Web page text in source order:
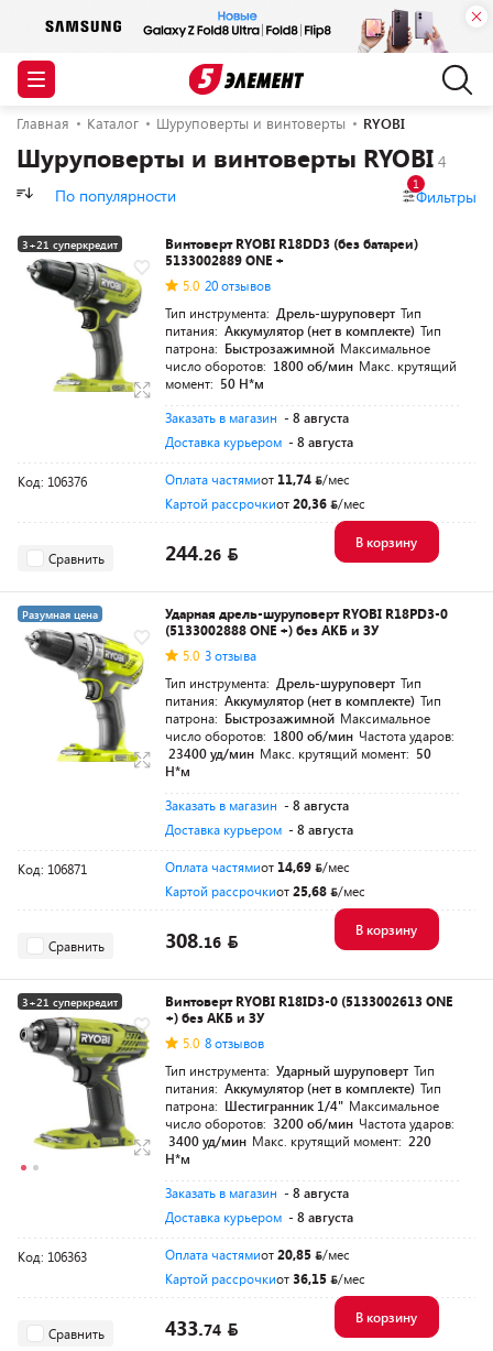
Главная Каталог Шуруповерты и винтоверты RYOBI
Шуруповерты и винтоверты RYOBI
По популярности Фильтры
1
3+21 суперкредит
Разумная цена
Винтоверт RYOBI R18DD3 (без батареи)
5133002889 ONE +
5.0 20 отзывов
Тип инструмента: Дрель-шуруповерт Тип
питания: Аккумулятор (нет в комплекте) Тип
патрона: Быстрозажимной Максимальное
число оборотов: 1800 об/мин Макс. крутящий
момент: 50 Н*м
Заказать в магазин - 8 августа
Доставка курьером - 8 августа
Код: 106376 Оплата частямиот 11,74
/мес
Картой рассрочкиот20,36 /мес
Сравнить 244.26
В корзину
Разумная цена
Ударная дрель-шуруповерт RYOBI R18PD3-0
(5133002888 ONE +) без АКБ и ЗУ
5.0 3 отзыва
Тип инструмента: Дрель-шуруповерт Тип
питания: Аккумулятор (нет в комплекте) Тип
патрона: Быстрозажимной Максимальное
число оборотов: 1800 об/мин Частота ударов:
23400 уд/мин Макс. крутящий момент: 50
Н*м
Заказать в магазин - 8 августа
Доставка курьером - 8 августа
Код: 106871 Оплата частямиот 14,69
/мес
Картой рассрочкиот25,68 /мес
Сравнить 308.16
В корзину
3+21 суперкредит
Разумная цена
Винтоверт RYOBI R18ID3-0 (5133002613 ONE
+) без АКБ и ЗУ
5.0 8 отзывов
Тип инструмента: Ударный шуруповерт Тип
питания: Аккумулятор (нет в комплекте) Тип
патрона: Шестигранник 1/4" Максимальное
число оборотов: 3200 об/мин Частота ударов:
3400 уд/мин Макс. крутящий момент: 220
Н*м
Заказать в магазин - 8 августа
Доставка курьером - 8 августа
Код: 106363 Оплата частямиот20,85
/мес
Картой рассрочкиот36,15 /мес
Сравнить 433.74
В корзину